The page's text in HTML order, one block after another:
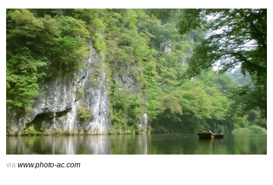
via www.photo-ac.com